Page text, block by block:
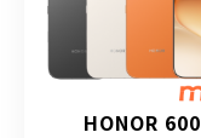
HONOR 600